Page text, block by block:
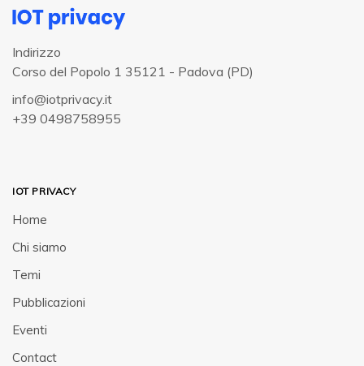
Indirizzo
Corso del Popolo 1 35121 - Padova (PD)
info@iotprivacy.it
+39 0498758955
IOT PRIVACY
Home
Chi siamo
Temi
Pubblicazioni
Eventi
Contact